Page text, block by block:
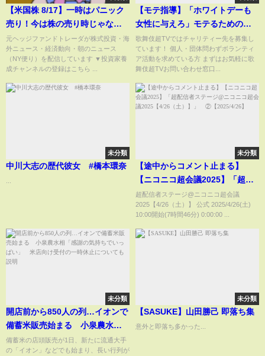
【米国株 8/17】一時はパニック
売り！今は株の売り時じゃな
い！
元ヘッジファンドトレーダが株式投資・海
外ニュース・経済動向・朝のニュース
（NY便り）を配信しています ▼投資家養
成チャンネルの登録はこちら ...
【モテ指導】「ホワイトデーも
女性に与えろ」モテるための丸
秘テクニックを伝授！
歌舞伎超TVではチャリティー先を募集し
ています！ 個人・団体問わずボランティ
ア活動を求めている方 まずはお気軽に歌
舞伎超TVお問い合わせ窓口...
未分類
中川大志の歴代彼女 #橋本環奈
未分類
【途中からコメント止まる】
【ニコニコ超会議2025】「超配
信者ステージ@ニコニコ超会議
2025【4/26（土）】」
②【2025/4/26】
超配信者ステージ@ニコニコ超会議
2025【4/26（土）】 公式 2025/4/26(土)
10:00開始(7時間46分) 0:00:00 ...
未分類
開店前から850人の列…イオンで
備蓄米販売始まる 小泉農水相
「感謝の気持ちでいっぱい」
米店向け受付の一時休止につい
備蓄米の店頭販売が1日、新たに流通大手
の「イオン」などでも始まり、長い行列が
未分類
【SASUKE】山田勝己 即落ち集
意外と即落ち多かった...